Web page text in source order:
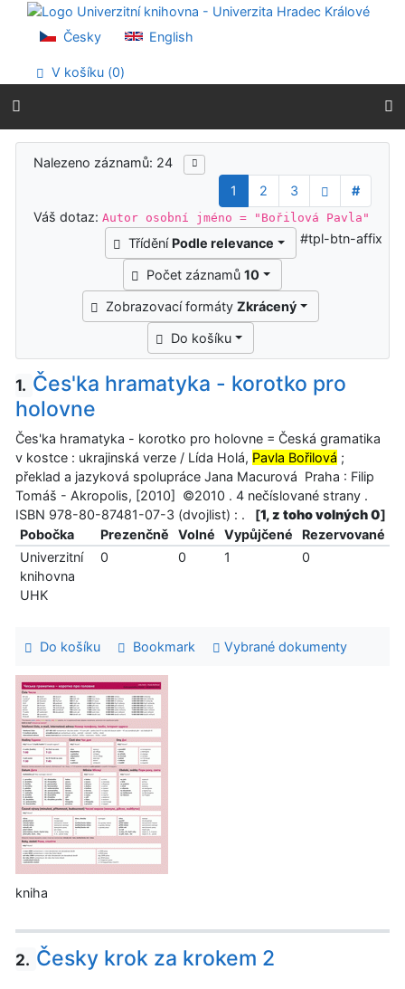
Přejít na obsah
Přejít na menu
Prohlášení o webové přístupnosti
Česky English
V košíku (0)
Výsledky vyhledávání
Nalezeno záznamů: 24
1
2 3
#
Váš dotaz:Autor osobní jméno = "Bořilová Pavla"
Třídění Podle relevance
Počet záznamů 10
Zobrazovací formáty Zkrácený
Do košíku
#tpl-btn-affix
1. Čes'ka hramatyka - korotko pro
holovne
Čes'ka hramatyka - korotko pro holovne = Česká gramatika
v kostce : ukrajinská verze / Lída Holá, Pavla Bořilová ;
překlad a jazyková spolupráce Jana Macurová Praha : Filip
Tomáš - Akropolis, [2010] ©2010 . 4 nečíslované strany .
ISBN 978-80-87481-07-3 (dvojlist) : .
[1, z toho volných 0]
Pobočka
Prezenčně Volné Vypůjčené
Rezervované
Univerzitní
knihovna
UHK
0 0 1 0
Do košíku Bookmark Vybrané dokumenty
kniha
2. Česky krok za krokem 2